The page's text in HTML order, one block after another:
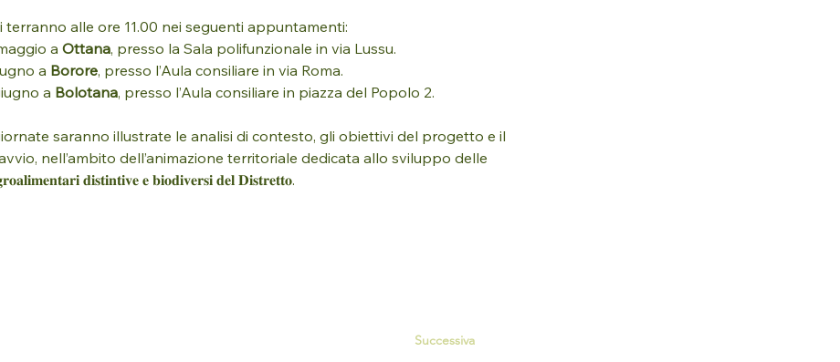
terranno alle ore 11.00 nei seguenti appuntamenti:
a Ottana, presso la Sala polifunzionale in via Lussu.
a Borore, presso l’Aula consiliare in via Roma.
a Bolotana, presso l’Aula consiliare in piazza del Popolo 2.
saranno illustrate le analisi di contesto, gli obiettivi del progetto e il
nell’ambito dell’animazione territoriale dedicata allo sviluppo delle
𝐝𝐢𝐬𝐭𝐢𝐧𝐭𝐢𝐯𝐞 𝐞 𝐛𝐢𝐨𝐝𝐢𝐯𝐞𝐫𝐬𝐢 𝐝𝐞𝐥 𝐃𝐢𝐬𝐭𝐫𝐞𝐭𝐭𝐨.
Successiva